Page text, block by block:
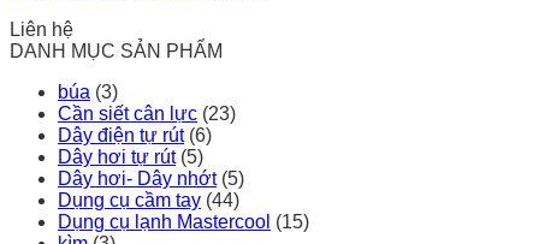
Liên hệ
DANH MỤC SẢN PHẨM
búa (3)
Cần siết cân lực (23)
Dây điện tự rút (6)
Dây hơi tự rút (5)
Dây hơi- Dây nhớt (5)
Dụng cụ cầm tay (44)
Dụng cụ lạnh Mastercool (15)